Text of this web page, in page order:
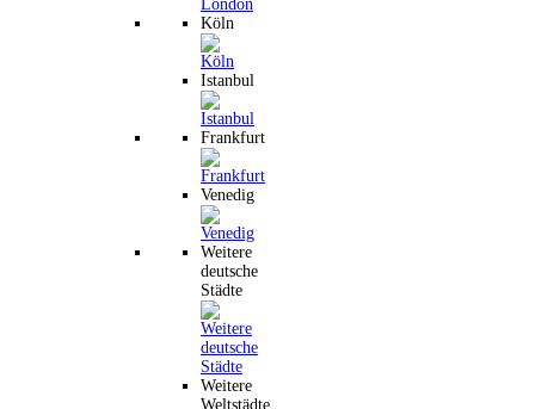
Köln
Istanbul
Frankfurt
Venedig
Weitere
deutsche
Städte
Weitere
Weltstädte